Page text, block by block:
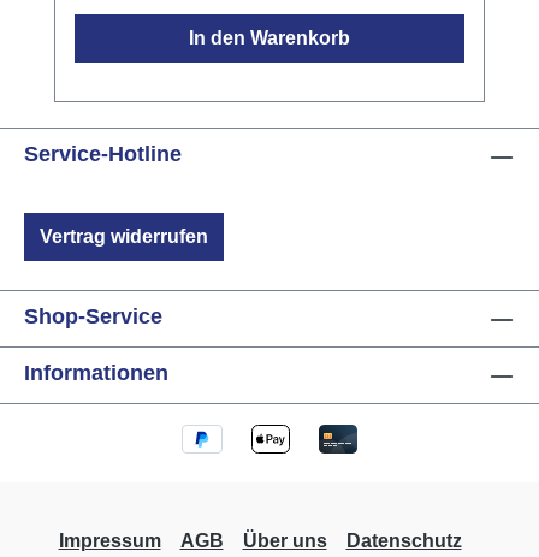
steuern. Mit dem vorhandenen I-Anschluss
wird der LCN-TXR an ein LCN-Busmodul
Programmieradapter zu verwenden,
benötigen Sie ETS.
In den Warenkorb
Service-Hotline
Vertrag widerrufen
Shop-Service
Informationen
Impressum AGB Über uns
Datenschutz